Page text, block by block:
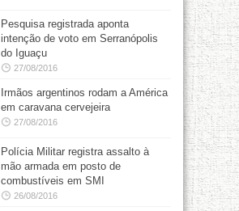
Pesquisa registrada aponta
intenção de voto em Serranópolis
do Iguaçu
27/08/2016
Irmãos argentinos rodam a América
em caravana cervejeira
27/08/2016
Polícia Militar registra assalto à
mão armada em posto de
combustíveis em SMI
26/08/2016